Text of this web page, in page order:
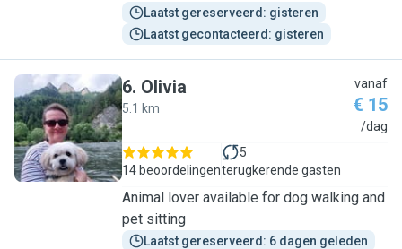
Laatst gereserveerd: gisteren
Laatst gecontacteerd: gisteren
O
6. Olivia
5.1 km
vanaf
€ 15
/dag
14 beoordelingen
5
terugkerende gasten
Animal lover available for dog walking and
pet sitting
Laatst gereserveerd: 6 dagen geleden